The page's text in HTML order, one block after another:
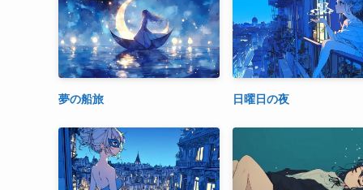
夢の船旅 日曜日の夜